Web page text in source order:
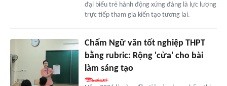
đại biểu trẻ hành động xứng đáng là lực lượng
trực tiếp tham gia kiến tạo tương lai.
Chấm Ngữ văn tốt nghiệp THPT
bằng rubric: Rộng 'cửa' cho bài
làm sáng tạo